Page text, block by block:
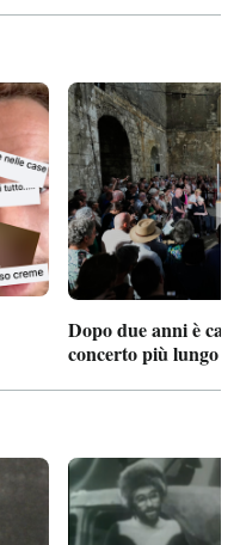
Dopo due anni è
concerto più lungo